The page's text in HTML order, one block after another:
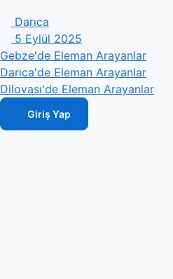
Darıca
5 Eylül 2025
Gebze'de Eleman Arayanlar
Darıca'de Eleman Arayanlar
Dilovası'de Eleman Arayanlar
Giriş Yap